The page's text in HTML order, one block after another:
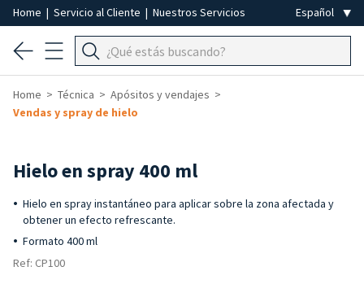
Home | Servicio al Cliente | Nuestros Servicios
Home Técnica
Apósitos y vendajes
Vendas y spray de hielo
Hielo en spray 400 ml
Hielo en spray instantáneo para aplicar sobre la zona afectada y
obtener un efecto refrescante.
Formato 400 ml
Ref: CP100